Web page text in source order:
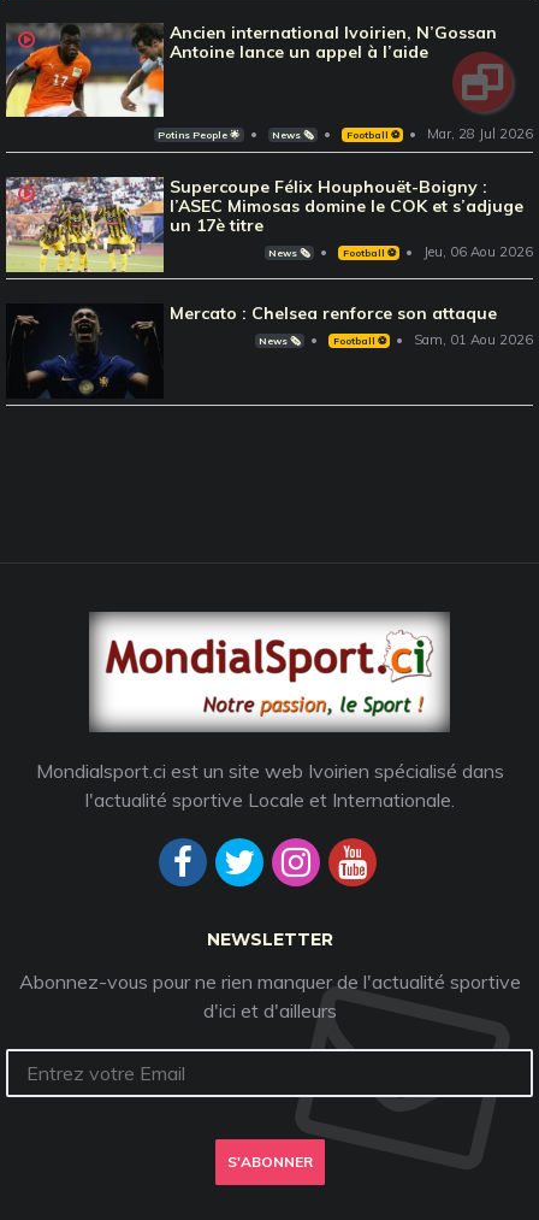
Ancien international Ivoirien, N’Gossan
Antoine lance un appel à l’aide
Potins People 🌟 News 🗞️ Football ⚽️ Mar, 28 Jul 2026
Supercoupe Félix Houphouët-Boigny :
l’ASEC Mimosas domine le COK et s’adjuge
un 17è titre
News 🗞️ Football ⚽️ Jeu, 06 Aou 2026
Mercato : Chelsea renforce son attaque
News 🗞️ Football ⚽️ Sam, 01 Aou 2026
Mondialsport.ci est un site web Ivoirien spécialisé dans
l'actualité sportive Locale et Internationale.
NEWSLETTER
Abonnez-vous pour ne rien manquer de l'actualité sportive
d'ici et d'ailleurs
S'ABONNER